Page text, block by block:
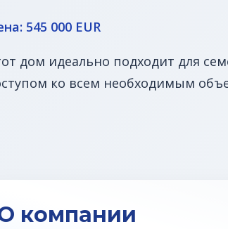
545 000 EUR
дом идеально подходит для
ко всем необходимым
компании